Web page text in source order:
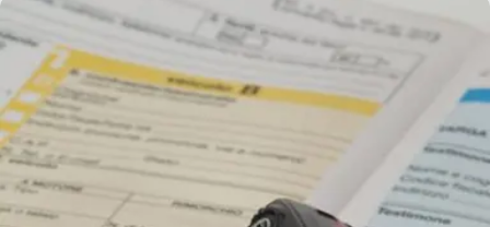
CRONACA
POLITICA
SANITÀ
AMBIENTE
SOCIETÀ